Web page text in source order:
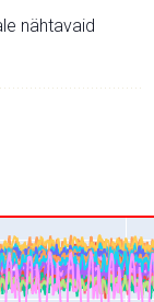
nähtavaid